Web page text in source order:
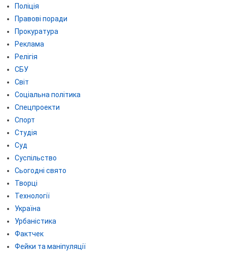
Поліція
Правові поради
Прокуратура
Реклама
Релігія
СБУ
Світ
Соціальна політика
Спецпроекти
Спорт
Студія
Суд
Суспільство
Сьогодні свято
Творці
Технології
Україна
Урбаністика
Фактчек
Фейки та маніпуляції